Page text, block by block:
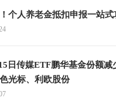
个人养老金抵扣申报一站式
日传媒ETF鹏华基金份额减
光标、利欧股份